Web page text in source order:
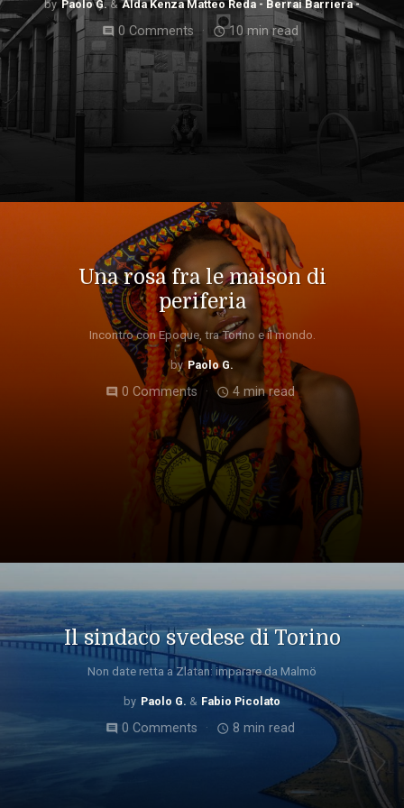
Paolo G. Alda Kenza Matteo Reda - Berrai Barriera -
comment 0 Comments access_time10 min read
Una rosa fra le maison di
periferia
Incontro con Epoque, tra Torino e il mondo.
Paolo G.
comment 0 Comments access_time 4 min read
Il sindaco svedese di Torino
Non date retta a Zlatan: imparare da Malmö
Paolo G. Fabio Picolato
comment0 Comments access_time 8 min read